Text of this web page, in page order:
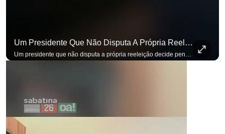
Um Presidente Que Não Disputa A Própria Reeleição Decide Pensando Em Quem Vem Depois.
Um presidente que não disputa a própria reeleição decide pensando em quem vem depois. Foi assim que Flávio Bolsonaro defendeu a PEC do fim da reeleição, primeira das medidas que citou para o ambiente de negócios. Se você busca informação com credibilidade, inscreva-se agora e ative o